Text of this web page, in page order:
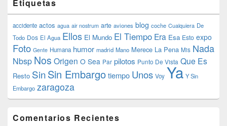
Etiquetas
accidente actos agua air nostrum arte aviones blog coche Cualquiera De
Todo Dos El Agua Ellos El Mundo El Tiempo Era Esa Esto expo
Foto Gente Humana humor madrid Mano Merece La Pena Mis Nada
Nbsp Nos Origen O Sea Par pilotos Punto De Vista Que Es
Resto SinSin Embargotiempo Unos Voy Ya Y Sin
Embargo zaragoza
Comentarios Recientes